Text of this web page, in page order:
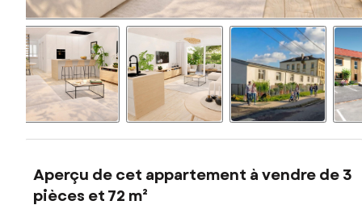
Aperçu de cet appartement à vendre de 3
pièces et 72 m²